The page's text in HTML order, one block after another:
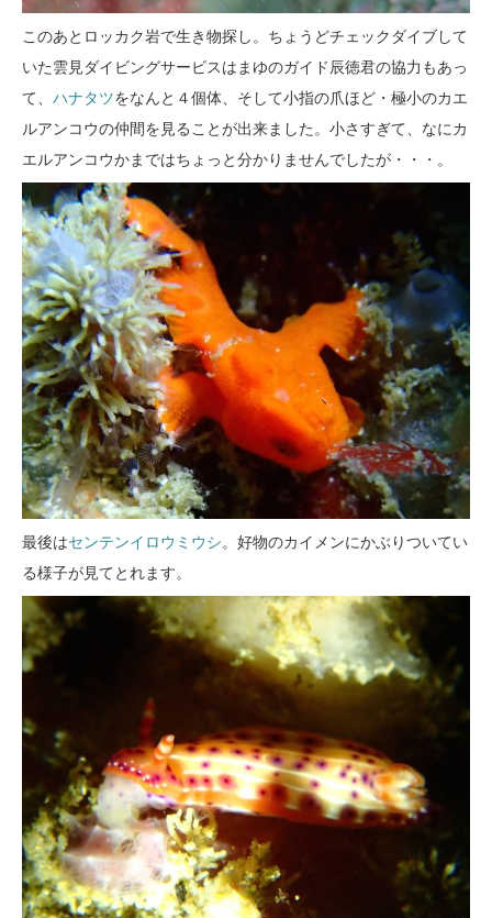
このあとロッカク岩で生き物探し。ちょうどチェックダイブして
いた雲見ダイビングサービスはまゆのガイド辰徳君の協力もあっ
て、 ハナタツをなんと４個体、そして小指の爪ほど・極小のカエ
ルアンコウの仲間を見ることが出来ました。小さすぎて、なにカ
エルアンコウかまではちょっと分かりませんでしたが・・・。
最後はセンテンイロウミウシ。好物のカイメンにかぶりついてい
る様子が見てとれます。